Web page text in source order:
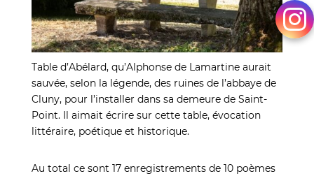
Table d’Abélard, qu’Alphonse de Lamartine aurait
sauvée, selon la légende, des ruines de l’abbaye de
Cluny, pour l’installer dans sa demeure de Saint-
Point. Il aimait écrire sur cette table, évocation
littéraire, poétique et historique.
Au total ce sont 17 enregistrements de 10 poèmes